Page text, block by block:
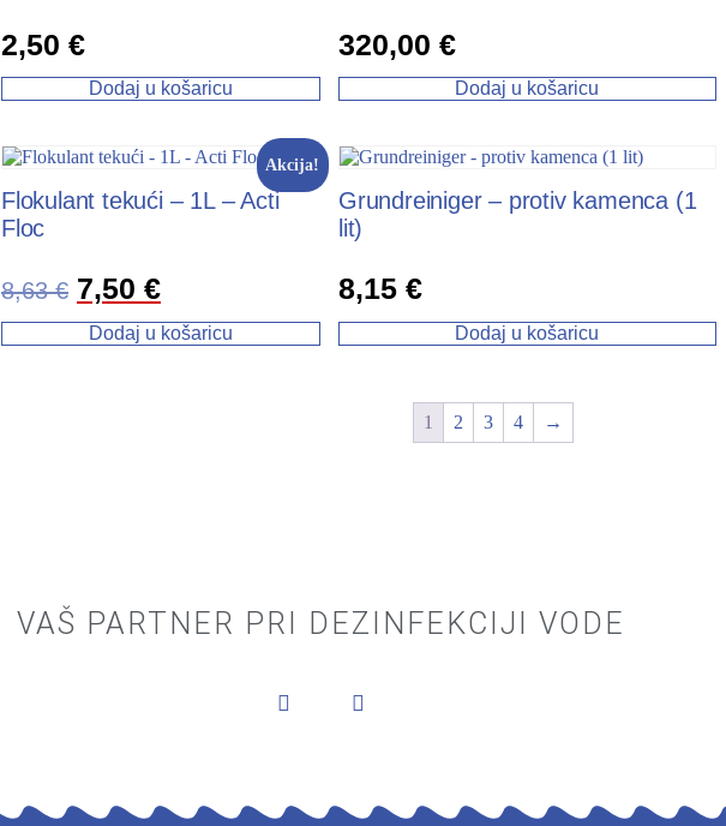
2,50 €
Dodaj u košaricu
320,00 €
Dodaj u košaricu
Akcija!
Flokulant tekući – 1L – Acti
Floc
8,63€ 7,50 €
Dodaj u košaricu
Grundreiniger – protiv kamenca (1
lit)
8,15 €
Dodaj u košaricu
1 2 3 4 →
VAŠ PARTNER PRI DEZINFEKCIJI VODE